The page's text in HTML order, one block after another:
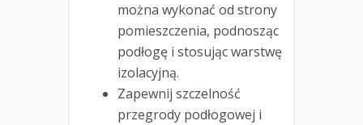
można wykonać od strony
pomieszczenia, podnosząc
podłogę i stosując warstwę
izolacyjną.
Zapewnij szczelność
przegrody podłogowej i